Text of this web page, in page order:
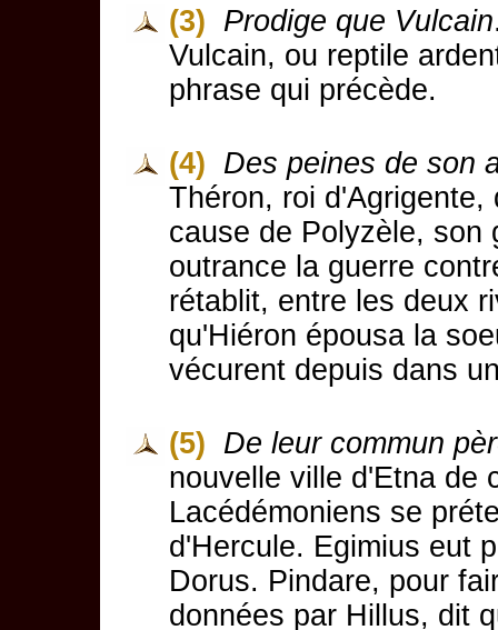
(3) Prodige que Vulcain
Vulcain, ou reptile
phrase qui précède.
(4) Des peines de son
Théron, roi
cause de Polyzèle, son
outrance la guerre
rétablit, entre les deux
qu'Hiéron épousa la
vécurent depuis dans
(5) De leur commun
nouvelle ville d'Etna de
Lacédémoniens se
d'Hercule. Egimius eut
Dorus. Pindare, pour
données par Hillus, dit